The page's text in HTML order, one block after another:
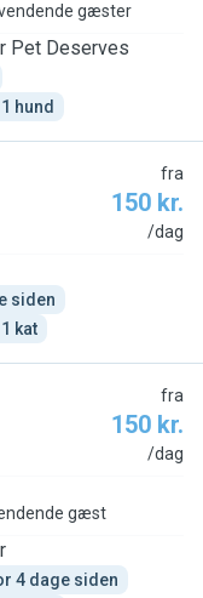
gæster
Pet Deserves
hund
fra
150 kr.
/dag
siden
kat
fra
150 kr.
/dag
gæst
4 dage siden